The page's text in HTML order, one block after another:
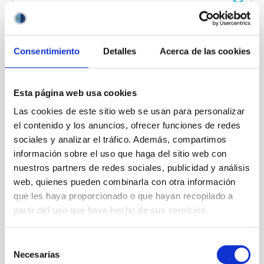
Consentimiento Detalles Acerca de las cookies
Esta página web usa cookies
Las cookies de este sitio web se usan para personalizar
el contenido y los anuncios, ofrecer funciones de redes
sociales y analizar el tráfico. Además, compartimos
información sobre el uso que haga del sitio web con
nuestros partners de redes sociales, publicidad y análisis
web, quienes pueden combinarla con otra información
que les haya proporcionado o que hayan recopilado a
partir del uso que haya hecho de sus servicios.
Necesarias
38570 Izaña, Santa Cruz de Tenerife
Contact
LOCATION
CONTACT WITH THIS HEADQUARTER